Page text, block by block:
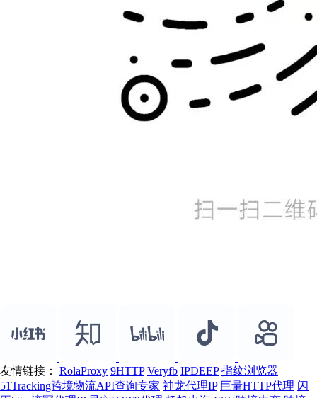
友情链接： RolaProxy 9HTTP Veryfb IPDEEP 指纹浏览器
51Tracking跨境物流API查询专家 神龙代理IP 巨量HTTP代理 闪